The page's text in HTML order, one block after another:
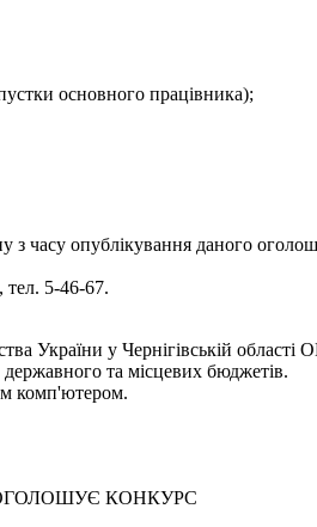
основного працівника);
з часу опублікування даного
тел. 5-46-67.
України у Чернігівській
державного та місцевих бюджетів.
комп'ютером.
ОГОЛОШУЄ КОНКУРС